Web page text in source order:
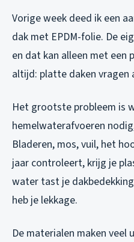
Vorige week deed ik een
dak met EPDM-folie. De
en dat kan alleen met een
altijd: platte daken vragen
Het grootste probleem is
hemelwaterafvoeren
Bladeren, mos, vuil, het
jaar controleert, krijg je
water tast je
heb je lekkage.
De materialen maken veel